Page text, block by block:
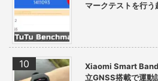
マークテストを行う
Xiaomi Smart Band
立GNSS搭載で運動